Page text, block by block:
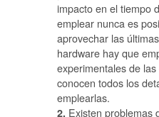
impacto en el tiempo
emplear nunca es
aprovechar las
hardware hay que
experimentales de
conocen todos los
emplearlas.
2. Existen problemas